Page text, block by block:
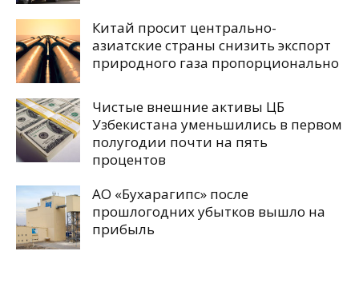
Китай просит центрально-
азиатские страны снизить экспорт
природного газа пропорционально
Чистые внешние активы ЦБ
Узбекистана уменьшились в первом
полугодии почти на пять
процентов
АО «Бухарагипс» после
прошлогодних убытков вышло на
прибыль